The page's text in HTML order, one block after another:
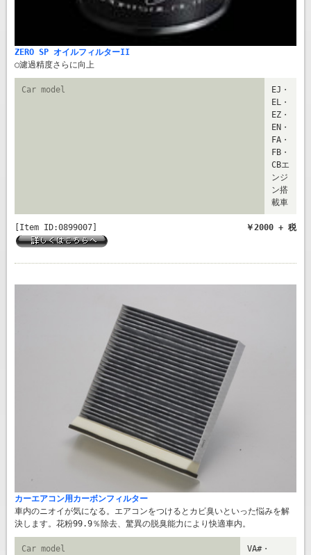
ZERO SP オイルフィルターII
○濾過精度さらに向上
Car model
EJ・
EL・
EZ・
EN・
FA・
FB・
CBエ
ンジ
ン搭
載車
[Item ID:0899007] ￥2000 + 税
カーエアコン用カーボンフィルター
車内のニオイが気になる。エアコンをつけるとカビ臭いといった悩みを解
決します。花粉99.9％除去、驚異の脱臭能力により快適車内。
Car model
VA#・